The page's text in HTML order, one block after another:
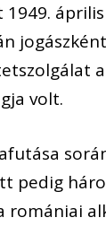
1949.
volt.
pedig
romániai